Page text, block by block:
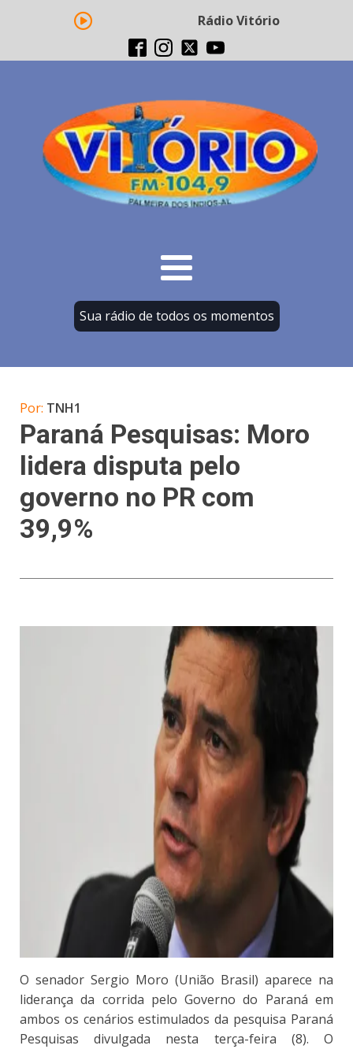
Rádio Vitório FM -
Sua rádio de todos os momentos
Por: TNH1
Paraná Pesquisas: Moro
lidera disputa pelo
governo no PR com
39,9%
O senador Sergio Moro (União Brasil) aparece na
liderança da corrida pelo Governo do Paraná em
ambos os cenários estimulados da pesquisa Paraná
Pesquisas divulgada nesta terça-feira (8). O